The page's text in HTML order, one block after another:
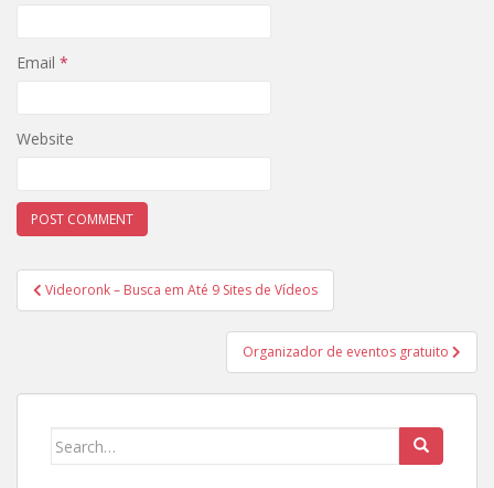
Email *
Website
Post
navigation
Videoronk – Busca em Até 9 Sites de Vídeos
Organizador de eventos gratuito
Search